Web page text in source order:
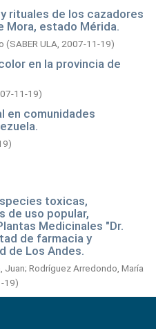
rituales de los cazadores
Mora, estado Mérida.
(SABER ULA, 2007-11-19)
en la provincia de
11-19)
en comunidades
)
toxicas,
de uso popular,
Medicinales "Dr.
de farmacia y
de Los Andes.
Juan; Rodríguez Arredondo, María
19)